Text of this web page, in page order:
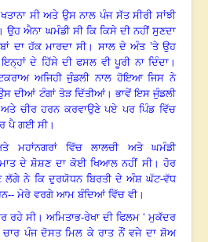
ਸੀ ਅਤੇ ਉਸ ਨਾਲ ਪੰਜ ਸੱਤ ਸੀਰੀ ਸਾਂਝੀ
ਉਹ ਐਨਾ ਘਮੰਡੀ ਸੀ ਕਿ ਕਿਸੇ ਦੀ ਨਹੀਂ ਸੁਣਦਾ
ਦਾ ਹੱਕ ਮਾਰਦਾ ਸੀ। ਸਾਲ ਦੇ ਅੰਤ ’ਤੇ ਉਹ
ਦੇ ਹਿੱਸੇ ਦੀ ਫਸਲ ਵੀ ਪੂਰੀ ਨਾ ਦਿੰਦਾ ।
ਅਜਿਹੀ ਜੁੰਡਲੀ ਨਾਲ ਹੋਇਆ ਜਿਸ ਨੇ
ਦੀਆਂ ਟੰਗਾਂ ਤੋੜ ਦਿੱਤੀਆਂ। ਭਾਵੇਂ ਇਸ ਜੁੰਡਲੀ
ਚੀਰ ਹਰਨ ਕਰਵਾਉਣੇ ਪਏ ਪਰ ਪਿੰਡ ਵਿੱਚ
ਪੈ ਗਈ ਸੀ।
ਮਹਾਂਨਗਰਾਂ ਵਿੱਚ ਲਾਲਚੀ ਅਤੇ ਘਮੰਡੀ
ਦੇ ਸ਼ੋਸ਼ਣ ਦਾ ਕੋਈ ਖਿਆਲ ਨਹੀਂ ਸੀ।ਹੋਰ
ਲੱਗੇ ਨੇ ਕਿ ਦੁਰਯੋਧਨ ਬਿਰਤੀ ਦੇ ਅੰਸ਼ ਘੱਟ-ਵੱਧ
ਮੇਰੇ ਵਰਗੇ ਆਮ ਬੰਦਿਆਂ ਵਿੱਚ ਵੀ।
ਰਹੇ ਸੀ। ਅਮਿਤਾਭ-ਰੇਖਾ ਦੀ ਫਿਲਮ ‘ ਮੁਕੱਦਰ
ਚਾਰ ਪੰਜ ਦੋਸਤ ਮਿਲ ਕੇ ਰਾਤ ਨੌਂ ਵਜੇ ਦਾ ਸ਼ੋਅ